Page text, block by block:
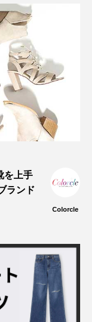
を上手
ランド
Colorcle